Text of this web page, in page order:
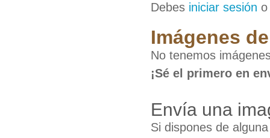
Debes iniciar sesión
Imágenes
No tenemos
¡Sé el primero en
Envía una
Si dispones de